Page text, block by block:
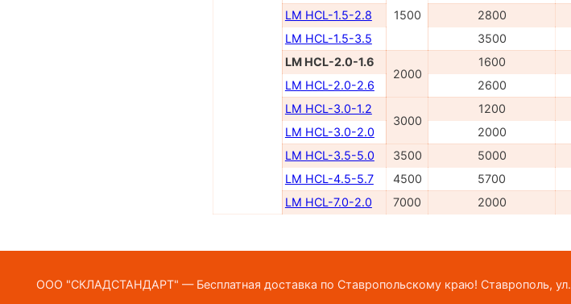
1500
LM HCL-1.5-2.8
2800
LM HCL-1.5-3.5
3500
LM HCL-2.0-1.6
2000
1600
LM HCL-2.0-2.6
2600
LM HCL-3.0-1.2
3000
1200
LM HCL-3.0-2.0
2000
LM HCL-3.5-5.0
3500 5000
LM HCL-4.5-5.7
4500 5700
LM HCL-7.0-2.0
7000 2000
ООО "СКЛАДСТАНДАРТ" — Бесплатная доставка по Ставропольскому краю! Ставрополь,